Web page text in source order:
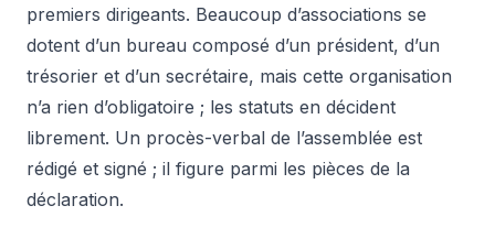
premiers dirigeants. Beaucoup d’associations se
dotent d’un bureau composé d’un président, d’un
trésorier et d’un secrétaire, mais cette organisation
n’a rien d’obligatoire ; les statuts en décident
librement. Un procès-verbal de l’assemblée est
rédigé et signé ; il figure parmi les pièces de la
déclaration.